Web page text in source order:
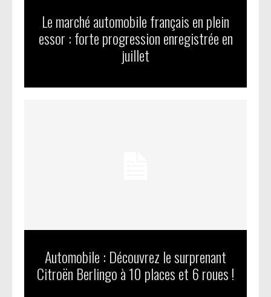
Le marché automobile français en plein
essor : forte progression enregistrée en
juillet
Automobile : Découvrez le surprenant
Citroën Berlingo à 10 places et 6 roues !